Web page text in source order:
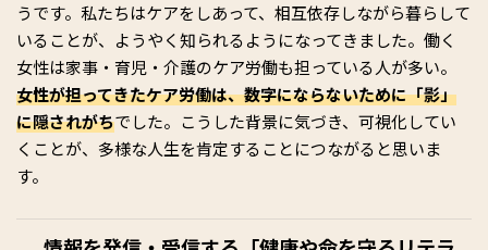
うです。私たちはケアをしあって、相互依存しながら暮らして
いることが、ようやく知られるようになってきました。働く
女性は家事・育児・介護のケア労働も担っている人が多い。
女性が担ってきたケア労働は、数字にならないために「影」
に隠されがちでした。こうした背景に気づき、可視化してい
くことが、多様な人生を肯定することにつながると思いま
す。